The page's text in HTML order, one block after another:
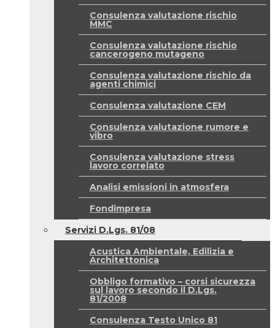
Consulenza valutazione rischio
MMC
Consulenza valutazione rischio
cancerogeno mutageno
Consulenza valutazione rischio da
agenti chimici
Consulenza valutazione CEM
Consulenza valutazione rumore e
vibro
Consulenza valutazione stress
lavoro correlato
Analisi emissioni in atmosfera
Fondimpresa
Servizi D.Lgs. 81/08
Acustica Ambientale, Edilizia e
Architettonica
Obbligo formativo – corsi sicurezza
sul lavoro secondo il D.Lgs.
81/2008
Consulenza Testo Unico 81